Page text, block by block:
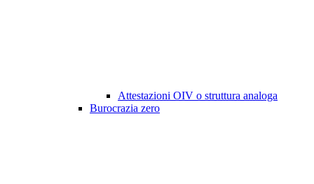
Attestazioni OIV o struttura analoga
Burocrazia zero